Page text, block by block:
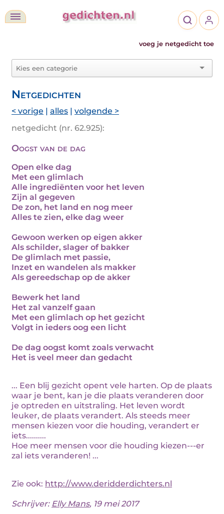
voeg je netgedicht toe
Netgedichten
< vorige | alles | volgende >
netgedicht (nr. 62.925):
Oogst van de dag
Open elke dag
Met een glimlach
Alle ingrediënten voor het leven
Zijn al gegeven
De zon, het land en nog meer
Alles te zien, elke dag weer
Gewoon werken op eigen akker
Als schilder, slager of bakker
De glimlach met passie,
Inzet en wandelen als makker
Als gereedschap op de akker
Bewerk het land
Het zal vanzelf gaan
Met een glimlach op het gezicht
Volgt in ieders oog een licht
De dag oogst komt zoals verwacht
Het is veel meer dan gedacht
... Een blij gezicht opent vele harten. Op de plaats
waar je bent, kan je die plaats veranderen door
je optreden en uitstraling. Het leven wordt
leuker, de plaats verandert. Als steeds meer
mensen kiezen voor die houding, verandert er
iets..........
Hoe meer mensen voor die houding kiezen---er
zal iets veranderen! ...
Zie ook: http://www.deridderdichters.nl
Schrijver: Elly Mans, 19 mei 2017